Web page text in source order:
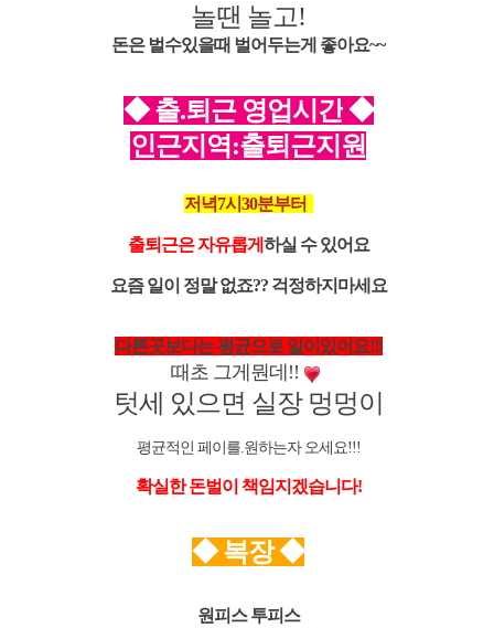
놀땐 놀고!
돈은 벌수있을때 벌어두는게 좋아요~~
◆ 출.퇴근 영업시간 ◆
인근지역:출퇴근지원
저녁7시30분부터
출퇴근은 자유롭게 하실 수 있어요
요즘 일이 정말 없죠?? 걱정하지마세요
다른곳보다는 평균으로 일이있어요!!!
때초 그게뭔데!!
텃세 있으면 실장 멍멍이
평균적인 페이를.원하는자 오세요!!!
확실한 돈벌이 책임지겠습니다!
◆ 복장◆
원피스 투피스